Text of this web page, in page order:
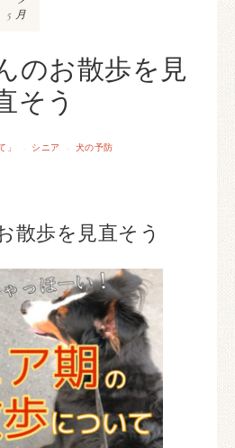
のお散歩を見
そう
」 · シニア · 犬の予防
5月
散歩を見直そう